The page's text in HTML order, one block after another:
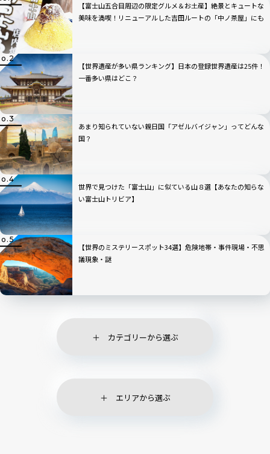
【富士山五合目周辺の限定グルメ＆お土産】絶景とキュートな
美味を満喫！リニューアルした吉田ルートの「中ノ茶屋」にも
【世界遺産が多い県ランキング】日本の登録世界遺産は25件！
一番多い県はどこ？
あまり知られていない親日国「アゼルバイジャン」ってどんな
国？
世界で見つけた「富士山」に似ている山８選【あなたの知らな
い富士山トリビア】
【世界のミステリースポット34選】危険地帯・事件現場・不思
議現象・謎
カテゴリーから選ぶ
エリアから選ぶ